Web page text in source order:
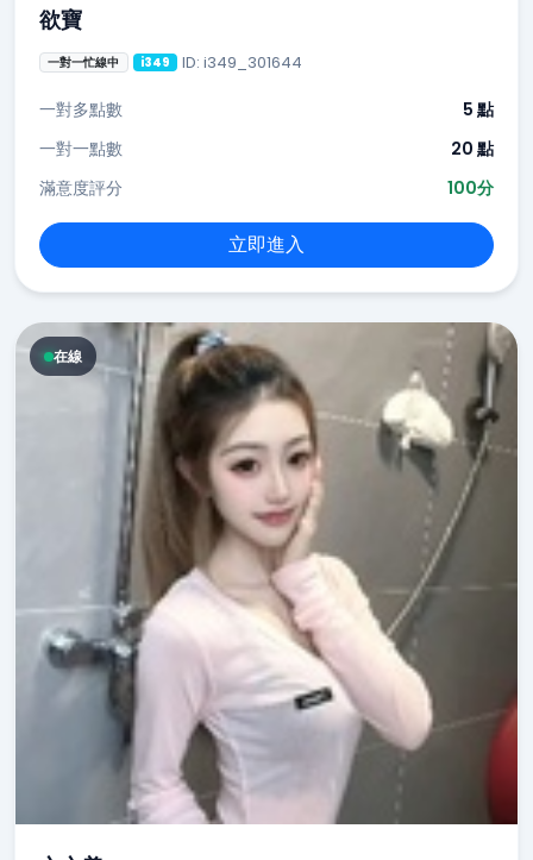
欲寶
一對一忙線中 i349 ID: i349_301644
一對多點數
5 點
一對一點數
20 點
滿意度評分
100分
立即進入
在線